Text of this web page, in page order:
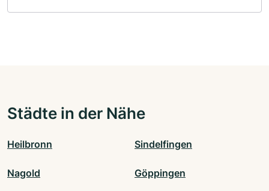
Städte in der Nähe
Heilbronn Sindelfingen
Nagold Göppingen